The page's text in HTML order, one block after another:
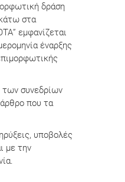
δράση
στα
εμφανίζεται
έναρξης
των συνεδρίων
που τα
υποβολές
με την